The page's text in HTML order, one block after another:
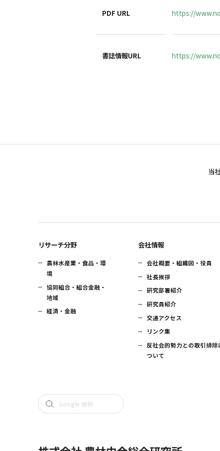
PDF URL https://
書誌情報URL https://
当
リサーチ分野
農林水産業・食品・環
境
協同組合・組合金融・
地域
経済・金融
会社情報
会社概要・組織図・役員
社長挨拶
研究部署紹介
研究員紹介
交通アクセス
リンク集
反社会的勢力との取引排除
ついて